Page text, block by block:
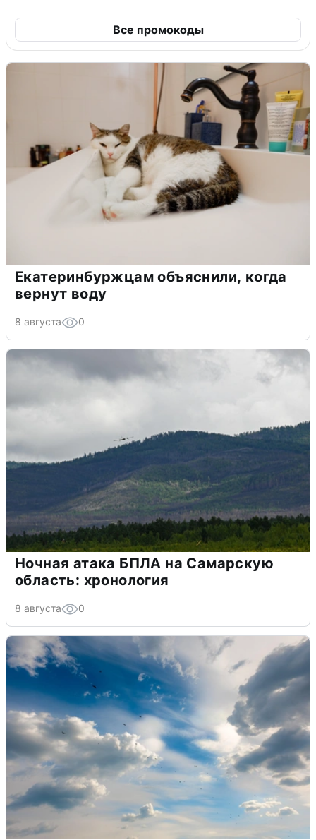
Все промокоды
Екатеринбуржцам объяснили, когда
вернут воду
8 августа 0
Ночная атака БПЛА на Самарскую
область: хронология
8 августа 0